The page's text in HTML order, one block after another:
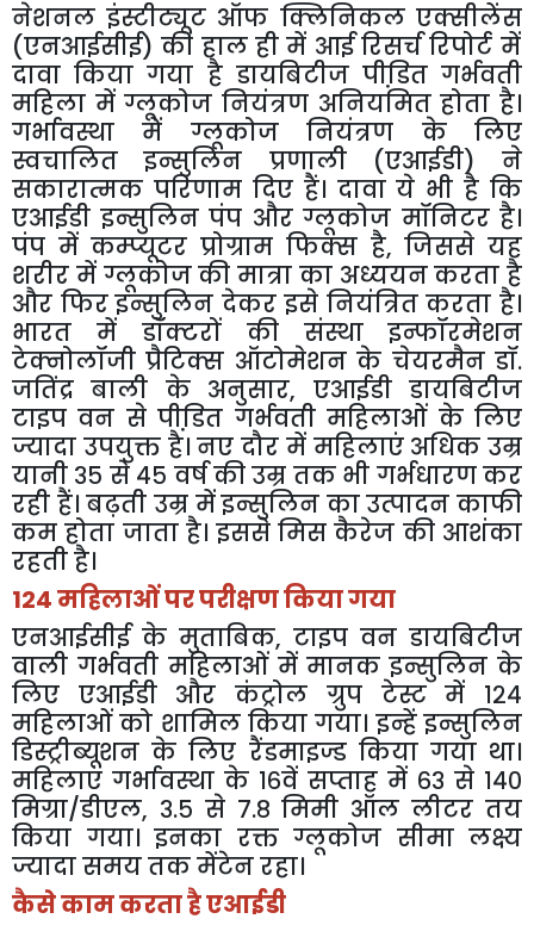
नेशनल इंस्टीट्यूट ऑफ क्लिनिकल एक्सीलेंस
(एनआईसीई)की हाल ही में आई रिसर्च रिपोर्ट में
दावा किया गया है डायबिटीज पीडि़त गर्भवती
महिला में ग्लूकोज नियंत्रण अनियमित होता है।
गर्भावस्था
में ग्लूकोज नियंत्रण के
लिए
स्वचालित
इन्सुलिन प्रणाली(एआईडी) ने
सकारात्मक परिणाम दिए हैं। दावा ये भी है कि
एआईडी इन्सुलिन पंप और ग्लूकोज मॉनिटर है।
पंप में कम्प्यूटर प्रोग्राम फिक्स है,जिससे यह
शरीर में ग्लूकोज की मात्रा का अध्ययन करता है
और फिर इन्सुलिन देकर इसे नियंत्रित करता है।
भारत
में डॉक्टरों की संस्था
इन्फॉरमेशन
टेक्नोलॉजी प्रैटिक्स ऑटोमेशन के चेयरमैन डॉ.
जतिंद्र बाली के अनुसार, एआईडी डायबिटीज
टाइप वन से पीडि़त गर्भवती महिलाओं के लिए
ज्यादा उपयुक्त है। नए दौर में महिलाएं अधिक उम्र
यानी ३५ से ४५ वर्षकीउम्र तक भी गर्भधारणकर
रही हैं। बढ़ती उम्र में इन्सुलिन का उत्पादन काफी
कम होता जाता है। इससे मिस कैरेज की आशंका
रहतीहै।
124महिलाओंपरपरीक्षणकियागया
एनआईसीई के मुताबिक, टाइप वन डायबिटीज
वाली गर्भवती महिलाओं में मानक इन्सुलिन के
लिए एआईडी और कंट्रोल ग्रुप टेस्ट में
१२४
महिलाओं को शामिल किया गया। इन्हें इन्सुलिन
डिस्ट्रीब्यूशन के लिए रैंडमाइज्ड किया गया था।
महिलाएं गर्भावस्था के १६वें सप्ताह में ६३ से १४०
मिग्रा/डीएल, ३.५ से ७.८ मिमी ऑल लीटर तय
किया गया। इनका रक्त ग्लूकोज सीमा लक्ष्य
ज्यादासमयतकमेंटेनरहा।
कैसेकामकरताहैएआईडी